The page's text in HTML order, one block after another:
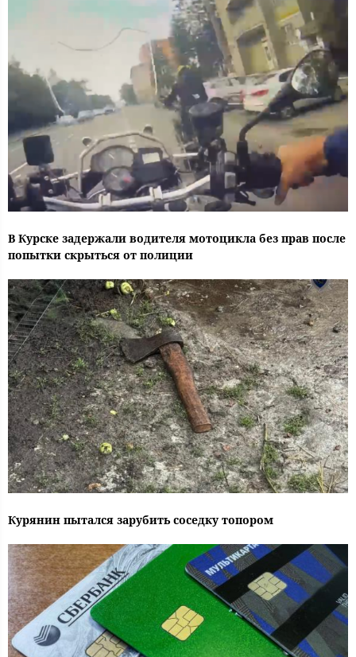
В Курске задержали водителя мотоцикла без прав после
попытки скрыться от полиции
Курянин пытался зарубить соседку топором